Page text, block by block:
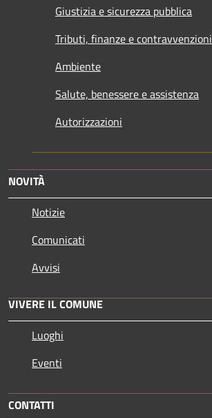
Giustizia e sicurezza pubblica
Tributi, finanze e contravvenzioni
Ambiente
Salute, benessere e assistenza
Autorizzazioni
NOVITÀ
Notizie
Comunicati
Avvisi
VIVERE IL COMUNE
Luoghi
Eventi
CONTATTI